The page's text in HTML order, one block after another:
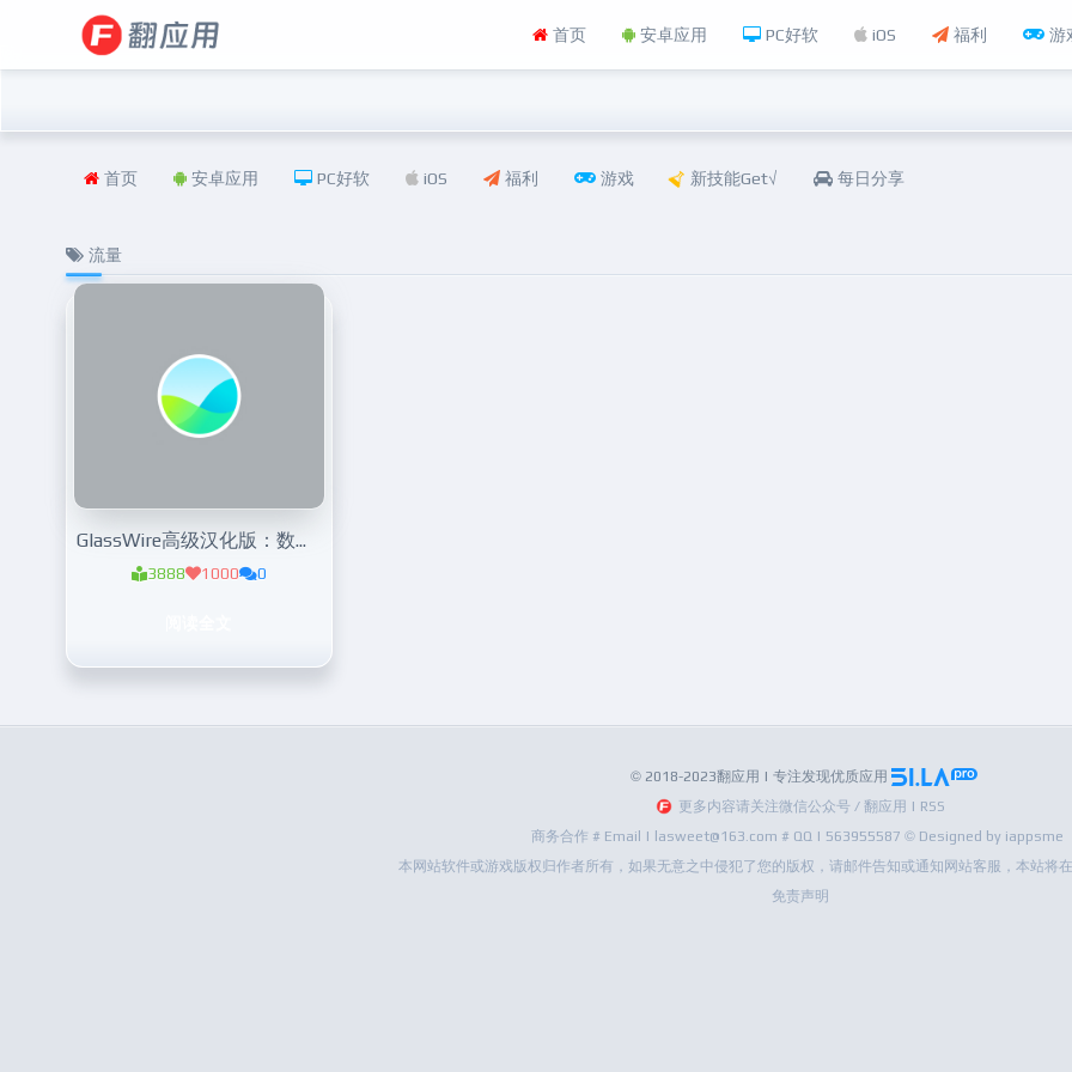
首页 安卓应用 PC好软 iOS 福利 游
首页 安卓应用 PC好软 iOS 福利 游戏 新技能Get√ 每日分享
流量
GlassWire高级汉化版：数据监控
3888 1000 0
© 2018-2023翻应用 | 专注发现优质应用
更多内容请关注微信公众号 / 翻应用 | RSS
商务合作 # Email | lasweet@163.com # QQ | 563955587 © Designed by iappsme
本网站软件或游戏版权归作者所有，如果无意之中侵犯了您的版权，请邮件告知或通知网站客服，本站将在
免责声明